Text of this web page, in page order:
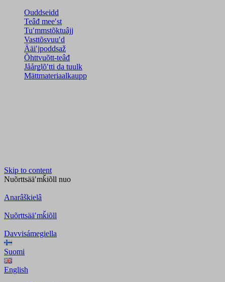
Ouddseidd
Teâđ meeʹst
Tuʹmmstõktuâjj
Vasttõsvuuʹd
Ääiʹjpoddsaž
Õhttvuõtt-teâđ
Jåårǥlõʹtti da tuulk
Mättmateriaalkaupp
Skip to content
Nuõrttsääʹmǩiõll nuo
Anarâškielâ
Nuõrttsääʹmǩiõll
Davvisámegiella
Suomi
English